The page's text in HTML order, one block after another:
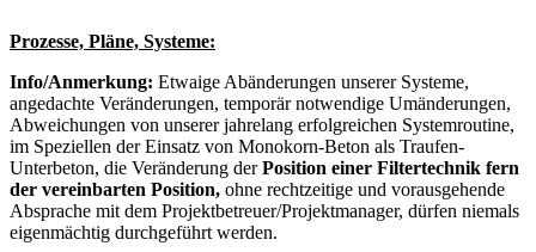
Prozesse, Pläne, Systeme:
Info/Anmerkung: Etwaige Abänderungen unserer Systeme,
angedachte Veränderungen, temporär notwendige Umänderungen,
Abweichungen von unserer jahrelang erfolgreichen Systemroutine,
im Speziellen der Einsatz von Monokorn-Beton als Traufen-
Unterbeton, die Veränderung derPosition einer Filtertechnik fern
der vereinbarten Position, ohne rechtzeitige und vorausgehende
Absprache mit dem Projektbetreuer/Projektmanager, dürfen niemals
eigenmächtig durchgeführt werden.